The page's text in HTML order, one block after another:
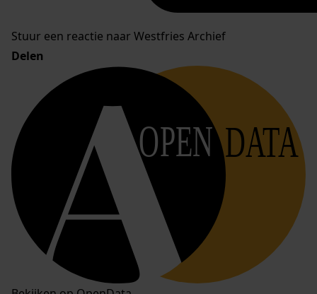
Stuur een reactie naar Westfries Archief
Delen
OPEN DATA